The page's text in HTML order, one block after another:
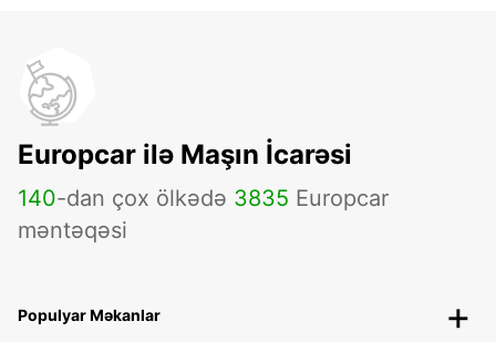
Europcar ilə Maşın İcarəsi
140-dan çox ölkədə 3835 Europcar
məntəqəsi
Populyar Məkanlar